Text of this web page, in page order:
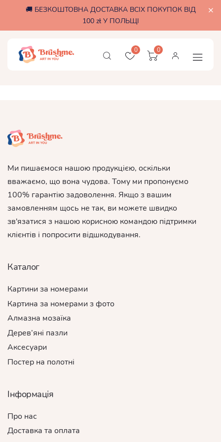
🚚 БЕЗКОШТОВНА ДОСТАВКА ВСІХ ПОКУПОК ВІД
100 zł У ПОЛЬЩІ
0 0
Ми пишаємося нашою продукцією, оскільки
вважаємо, що вона чудова. Тому ми пропонуємо
100% гарантію задоволення. Якщо з вашим
замовленням щось не так, ви можете швидко
зв'язатися з нашою корисною командою підтримки
клієнтів і попросити відшкодування.
Каталог
Картини за номерами
Картина за номерами з фото
Алмазна мозаїка
Дерев’яні пазли
Аксесуари
Постер на полотні
Інформація
Про нас
Доставка та оплата